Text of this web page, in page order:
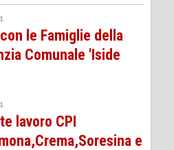
le Famiglie della
Comunale 'Iside
lavoro CPI
e